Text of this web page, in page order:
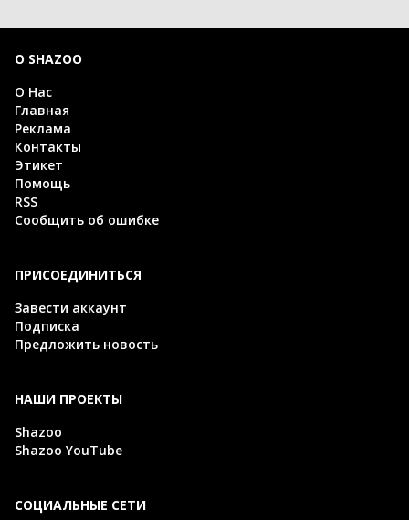
О SHAZOO
О Нас
Главная
Реклама
Контакты
Этикет
Помощь
RSS
Сообщить об ошибке
ПРИСОЕДИНИТЬСЯ
Завести аккаунт
Подписка
Предложить новость
НАШИ ПРОЕКТЫ
Shazoo
Shazoo YouTube
СОЦИАЛЬНЫЕ СЕТИ